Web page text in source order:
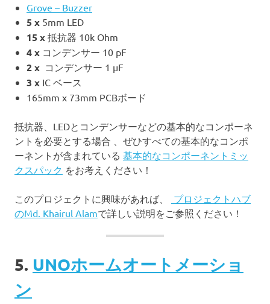
Grove – Buzzer
5 x 5mm LED
15 x 抵抗器 10k Ohm
4 x コンデンサー 10 pF
2 x コンデンサー 1 µF
3 x IC ベース
165mm x 73mm PCBボード
抵抗器、LEDとコンデンサーなどの基本的なコンポーネ
ントを必要とする場合 、ぜひすべての基本的なコンポ
ーネントが含まれている 基本的なコンポーネントミッ
クスパック をお考えください！
このプロジェクトに興味があれば、
プロジェクトハブ
のMd. Khairul Alamで詳しい説明をご参照ください！
5. UNOホームオートメーショ
ン